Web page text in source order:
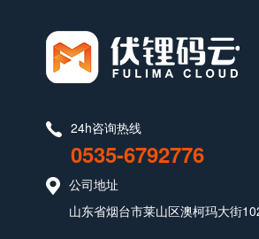
24h咨询热线
0535-6792776
公司地址
山东省烟台市莱山区澳柯玛大街